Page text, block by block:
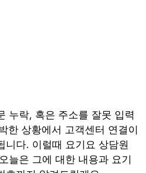
누락, 혹은 주소를 잘못 입력
한 상황에서 고객센터 연결이
니다. 이럴때 요기요 상담원
늘은 그에 대한 내용과 요기